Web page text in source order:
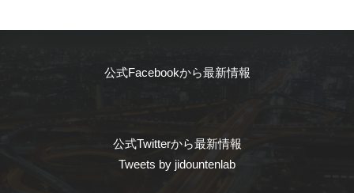
公式Facebookから最新情報
公式Twitterから最新情報
Tweets by jidountenlab